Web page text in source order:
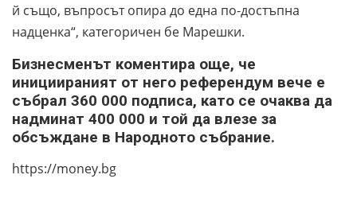
й също, въпросът опира до една по-достъпна
надценка“, категоричен бе Марешки.
Бизнесменът коментира още, че
инициираният от него референдум вече е
събрал 360 000 подписа, като се очаква да
надминат 400 000 и той да влезе за
обсъждане в Народното събрание.
https://money.bg